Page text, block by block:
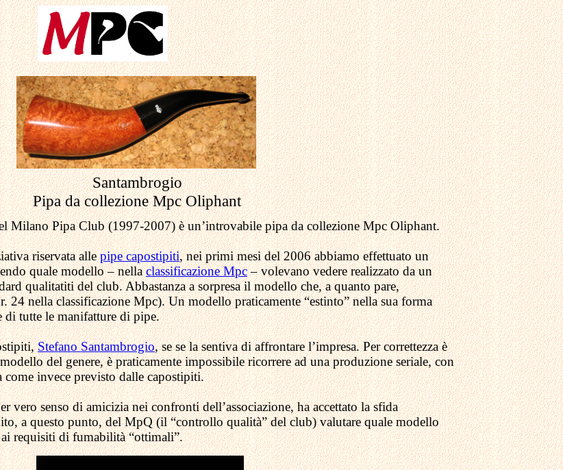
Santambrogio
Pipa da collezione Mpc Oliphant
Milano Pipa Club (1997-2007) è un’introvabile pipa da collezione Mpc Oliphant.
riservata allepipe capostipiti, nei primi mesi del 2006 abbiamo effettuato un
quale modello – nellaclassificazione Mpc– volevano vedere realizzato da un
qualitatiti del club. Abbastanza a sorpresa il modello che, a quanto pare,
nella classificazione Mpc). Un modello praticamente “estinto” nella sua forma
di tutte le manifatture di pipe.
Stefano Santambrogio, se se la sentiva di affrontare l’impresa. Per correttezza è
del genere, è praticamente impossibile ricorrere ad una produzione seriale, con
invece previsto dalle capostipiti.
vero senso di amicizia nei confronti dell’associazione, ha accettato la sfida
a questo punto, del MpQ (il “controllo qualità” del club) valutare quale modello
requisiti di fumabilità “ottimali”.